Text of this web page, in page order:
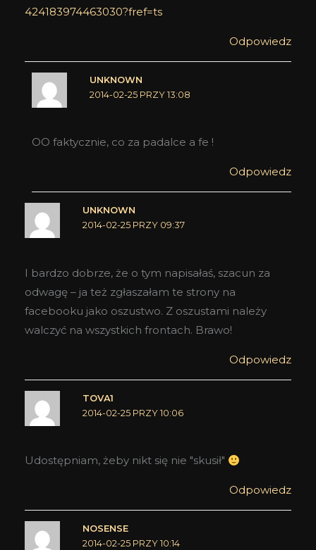
424183974463030?fref=ts
Odpowiedz
UNKNOWN
2014-02-25 PRZY 13:08
OO faktycznie, co za padalce a fe !
Odpowiedz
UNKNOWN
2014-02-25 PRZY 09:37
I bardzo dobrze, że o tym napisałaś, szacun za
odwagę – ja też zgłaszałam te strony na
facebooku jako oszustwo. Z oszustami należy
walczyć na wszystkich frontach. Brawo!
Odpowiedz
TOVA1
2014-02-25 PRZY 10:06
Udostępniam, żeby nikt się nie "skusił"
Odpowiedz
NOSENSE
2014-02-25 PRZY 10:14